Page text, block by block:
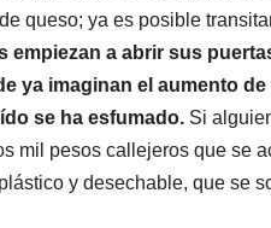
queso; ya es posible
empiezan a abrir sus
ya imaginan el aumento
se ha esfumado. Si
mil pesos callejeros que se
y desechable, que se